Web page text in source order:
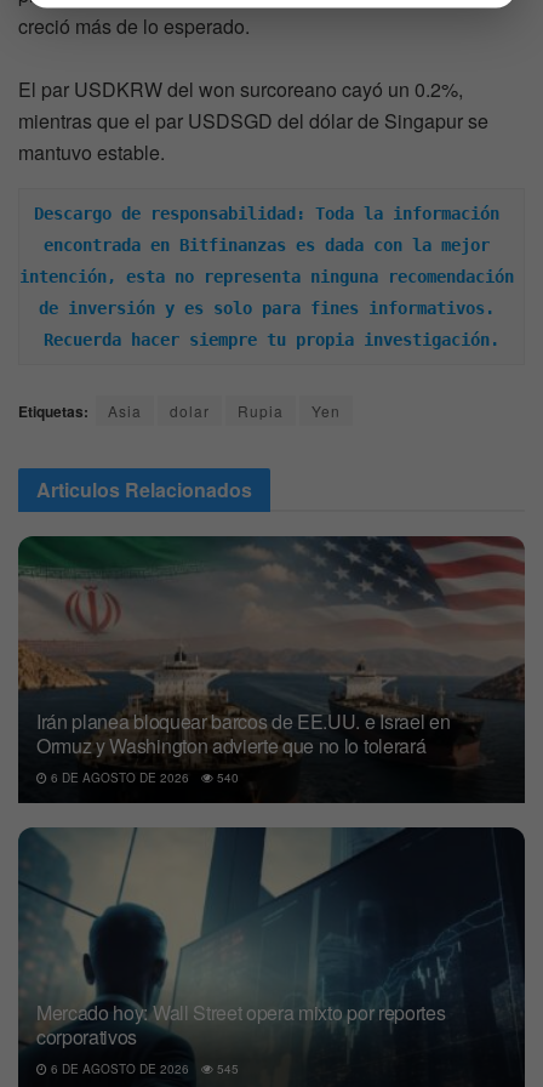
creció más de lo esperado.
El par USDKRW del won surcoreano cayó un 0.2%,
mientras que el par USDSGD del dólar de Singapur se
mantuvo estable.
Descargo de responsabilidad: Toda la información
encontrada en Bitfinanzas es dada con la mejor
intención, esta no representa ninguna recomendación
de inversión y es solo para fines informativos.
Recuerda hacer siempre tu propia investigación.
Etiquetas: Asia dolar Rupia Yen
Articulos Relacionados
Irán planea bloquear barcos de EE.UU. e Israel en
Ormuz y Washington advierte que no lo tolerará
6 DE AGOSTO DE 2026 540
Mercado hoy: Wall Street opera mixto por reportes
corporativos
6 DE AGOSTO DE 2026 545